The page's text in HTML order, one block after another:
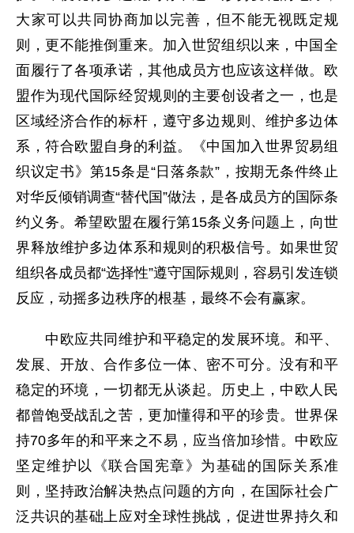
大家可以共同协商加以完善，但不能无视既定规
则，更不能推倒重来。加入世贸组织以来，中国全
面履行了各项承诺，其他成员方也应该这样做。欧
盟作为现代国际经贸规则的主要创设者之一，也是
区域经济合作的标杆，遵守多边规则、维护多边体
系，符合欧盟自身的利益。《中国加入世界贸易组
织议定书》第15条是“日落条款”，按期无条件终止
对华反倾销调查“替代国”做法，是各成员方的国际条
约义务。希望欧盟在履行第15条义务问题上，向世
界释放维护多边体系和规则的积极信号。如果世贸
组织各成员都“选择性”遵守国际规则，容易引发连锁
反应，动摇多边秩序的根基，最终不会有赢家。
中欧应共同维护和平稳定的发展环境。和平、
发展、开放、合作多位一体、密不可分。没有和平
稳定的环境，一切都无从谈起。历史上，中欧人民
都曾饱受战乱之苦，更加懂得和平的珍贵。世界保
持70多年的和平来之不易，应当倍加珍惜。中欧应
坚定维护以《联合国宪章》为基础的国际关系准
则，坚持政治解决热点问题的方向，在国际社会广
泛共识的基础上应对全球性挑战，促进世界持久和